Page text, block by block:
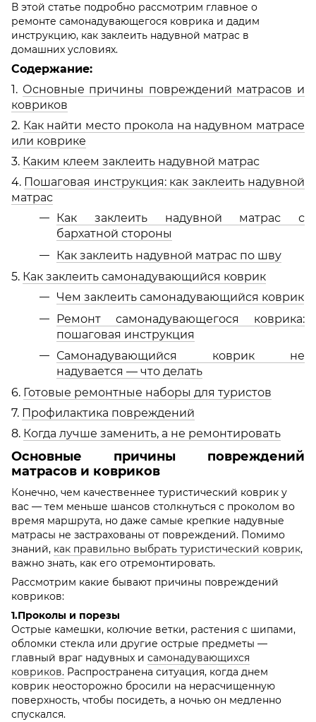
В этой статье подробно рассмотрим главное о
ремонте самонадувающегося коврика и дадим
инструкцию, как заклеить надувной матрас в
домашних условиях.
Содержание:
1. Основные причины повреждений матрасов и
ковриков
2. Как найти место прокола на надувном матрасе
или коврике
3. Каким клеем заклеить надувной матрас
4. Пошаговая инструкция: как заклеить надувной
матрас
Как заклеить надувной матрас с
бархатной стороны
Как заклеить надувной матрас по шву
5. Как заклеить самонадувающийся коврик
Чем заклеить самонадувающийся коврик
Ремонт самонадувающегося коврика:
пошаговая инструкция
Самонадувающийся коврик не
надувается — что делать
6. Готовые ремонтные наборы для туристов
7. Профилактика повреждений
8. Когда лучше заменить, а не ремонтировать
Основные причины повреждений
матрасов и ковриков
Конечно, чем качественнее туристический коврик у
вас — тем меньше шансов столкнуться с проколом во
время маршрута, но даже самые крепкие надувные
матрасы не застрахованы от повреждений. Помимо
знаний, как правильно выбрать туристический коврик,
важно знать, как его отремонтировать.
Рассмотрим какие бывают причины повреждений
ковриков:
1.Проколы и порезы
Острые камешки, колючие ветки, растения с шипами,
обломки стекла или другие острые предметы —
главный враг надувных и самонадувающихся
ковриков. Распространена ситуация, когда днем ​​
коврик неосторожно бросили на нерасчищенную
поверхность, чтобы посидеть, а ночью он медленно
спускался.